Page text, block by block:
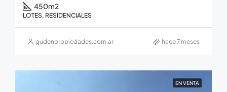
450m2
LOTES, RESIDENCIALES
gudenpropiedades.com.ar hace 7 meses
EN VENTA